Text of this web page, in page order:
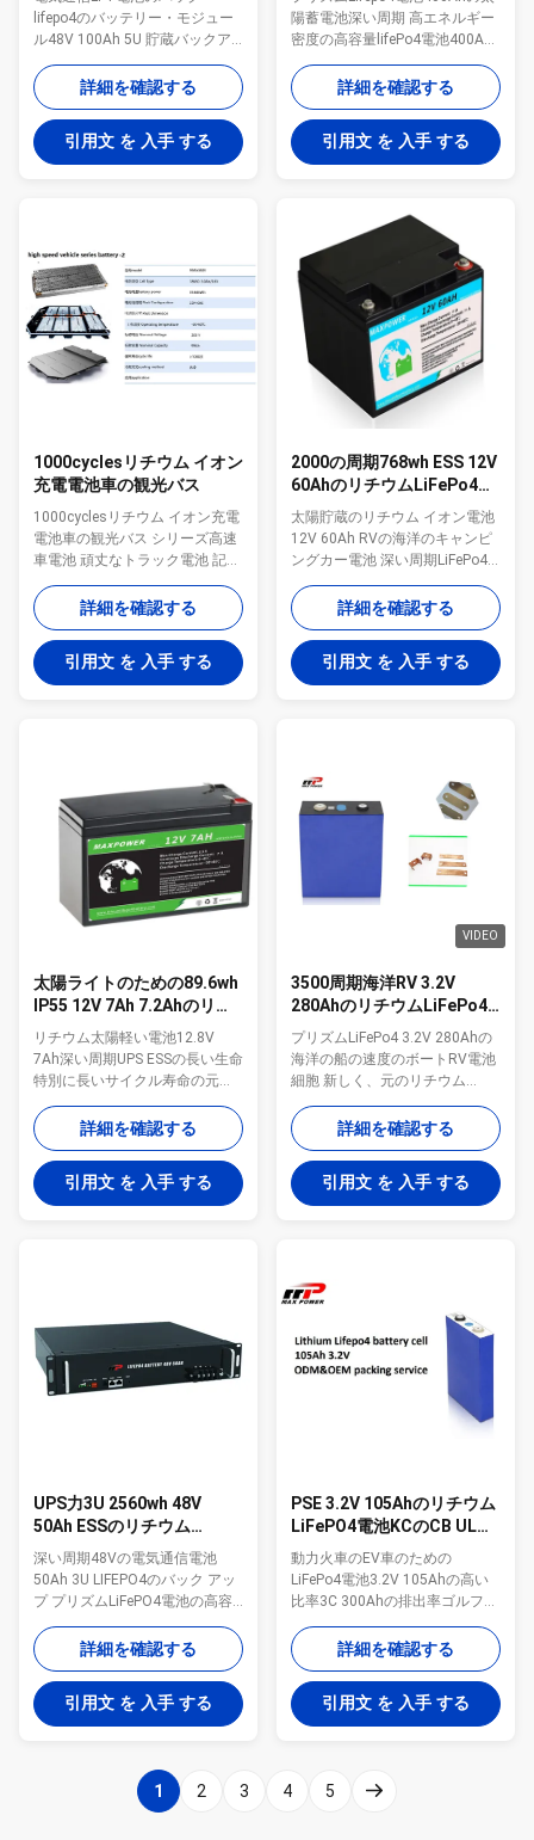
lifepo4のバッテリー・モジュー
ル48V 100Ah 5U 貯蔵バックア
ップlifepo4電池のパックの密集
した構造5U電池のキャビネット
元の新しいプリズムLiFePo4電池
細胞は上限の質電池のパックを
保つ 長いサイクル寿命の設計は
深い周期が付いている2000以上
己放電率手入れ不要1ヶ月あたり
の3%以下 スマートなBMSは機能
利用できる大会の広い適用をカ
スタマイズした MSDS UN38.3
DG免許証サポート安全海外配達
UPSバックアップ力5Uのバッテ
リー・モジュー...
詳細を確認する
引用文 を 入手 する
陽蓄電池深い周期 高エネルギー
密度の高容量lifePo4電池400Ah
3.2V電池細胞 高いですか低温お
よび長いサイクル寿命の良い業
績1500以上の周期 1C高い比率
の連続的な排出サポート400A放
出流 サポート速い充満1C 400A
充満流れの安定した性能 電池の
生産 BMSおよび通信システムが
付いているカスタマイズされた
LiFePo4電池のパック 貯蔵
LiFePo4電池3.2V 400Ah電池細
胞の指定 3.2V 400AH LiFePo4電
池 ESS RVのキャンピングカー
lifepo4電池の指定 LiFePo4電池
の製...
詳細を確認する
引用文 を 入手 する
1000cyclesリチウム イオン
充電電池車の観光バス
1000cyclesリチウム イオン充電
電池車の観光バス シリーズ高速
車電池 頑丈なトラック電池 記号
論理学車電池 観光バス電池 ゴル
フ カート電池 1. 再充電可能で深
い周期電池のパック1000cycles
よりもっと 2. 円柱ブランドの等
級Aかあなたの場合を一致するプ
リズム電池細胞 3. 軽量および高
る: 1. より環境に優しい:リチウ
ム電池は製造業、使用および無
駄の間に重金属の汚染から自由
である 2. 手入れ不要:水、漏出、
腐食および他の汚染を加える...
詳細を確認する
引用文 を 入手 する
2000の周期768wh ESS 12V
60AhのリチウムLiFePo4電
池
太陽貯蔵のリチウム イオン電池
12V 60Ah RVの海洋のキャンピ
ングカー電池 深い周期LiFePo4
電池12.8V 60Ahの安定した電圧
および性能 新しく、元の
LiFePo4電池細胞上限の質を保障
するために選んだ 手入れ不要
12V lifepo4電池のパックとの作
り付けBMSおよびバランス機能
いサイクル寿命品質保証2年のの
2000以上の周期 海外空気および
海配達を支えるMSDS UN38.3
DG免許証 貯蔵のリチウム電池の
パック12.8V 60Ahの太陽風のシ
ステム仕様書: 12V 60Ah ...
詳細を確認する
引用文 を 入手 する
太陽ライトのための89.6wh
IP55 12V 7Ah 7.2Ahのリチ
ウムLiFePo4電池
リチウム太陽軽い電池12.8V
7Ah深い周期UPS ESSの長い生命
特別に長いサイクル寿命の元の
リチウム イオン隣酸塩電池細胞
100%の使用可能な容量深い周期
のリチウム電池2000以上の周期
BMSおよびバランス機能で造ら
れる3%以下月の自己放電 緑エネ
ルギー品質保証手入れ不要の2年
期12V lifepo4電池7Ah太陽軽い
電池のパックの指定: 12V 7Ah
LiFePo4電池 太陽軽いリチウム
電池の指定 LiFePo4電池の製造
詳細を確認する
引用文 を 入手 する
VIDEO
3500周期海洋RV 3.2V
280AhのリチウムLiFePo4
電池
プリズムLiFePo4 3.2V 280Ahの
海洋の船の速度のボートRV電池
細胞 新しく、元のリチウム
lifepo4電池細胞の高容量280Ah
高い比率3Cの低い自己放電そし
て低い内部抵抗のdesigh 長いサ
イクル寿命3500以上の周期およ
び品質保証2年以上 280Ah 3.2V
lifepo4の細胞のために提供され
レーザ溶接 海外市場へのOQCの
レポートMSDS UN38.3 DG免許
証サポート海配達 EV AGVのカ
ー・バッテリーRVのキャンピン
グカーlifepo4電池細胞3.2V
詳細を確認する
引用文 を 入手 する
UPS力3U 2560wh 48V
50Ah ESSのリチウム
Lifepo4電池
深い周期48Vの電気通信電池
50Ah 3U LIFEPO4のバック アッ
プ プリズムLiFePO4電池の高容
量長い周期の設計2000以上の周
期 低い自己放電率手入れ不要の
1ヶ月あたりのより少ない3% カ
スタマイズされた機能設計のス
マートなBMS RS485 RS232の議
定書 バランス機能のバックアッ
る OQCのレポートおよび密集し
た構造のテレコミュニケーショ
ン分野のための信頼できる
詳細を確認する
引用文 を 入手 する
PSE 3.2V 105Ahのリチウム
LiFePO4電池KCのCB ULの
隣酸塩細胞
動力火車のEV車のための
LiFePo4電池3.2V 105Ahの高い
比率3C 300Ahの排出率ゴルフ
カート、UPS、AGVのフォーク
リフト、ULのセリウムIEC62133
のCB MSDSの証明のエネルギー
蓄積 システム 細胞の特徴: 安定
した性能の高い排出率5Cの設計
長いサイクル寿命の設計
の利用できるまた280Ah 3.2Vの
詳細を確認する
引用文 を 入手 する
1 2 3 4 5